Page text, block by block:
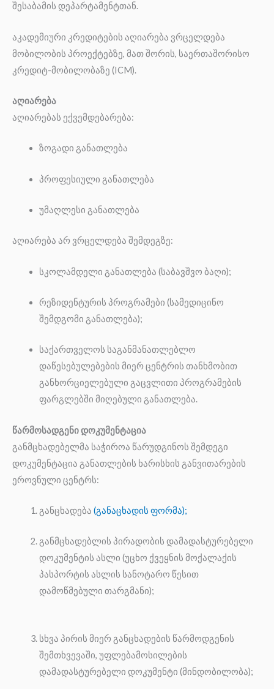
შესაბამის დეპარტამენტთან.
აკადემიური კრედიტების აღიარება ვრცელდება
მობილობის პროექტებზე, მათ შორის, საერთაშორისო
კრედიტ-მობილობაზე (ICM).
აღიარება
აღიარებას ექვემდებარება:
ზოგადი განათლება
პროფესიული განათლება
უმაღლესი განათლება
აღიარება არ ვრცელდება შემდეგზე:
სკოლამდელი განათლება (საბავშვო ბაღი);
რეზიდენტურის პროგრამები (სამედიცინო
შემდგომი განათლება);
საქართველოს საგანმანათლებლო
დაწესებულებების მიერ ცენტრის თანხმობით
განხორციელებული გაცვლითი პროგრამების
ფარგლებში მიღებული განათლება.
წარმოსადგენი დოკუმენტაცია
განმცხადებელმა საჭიროა წარუდგინოს შემდეგი
დოკუმენტაცია განათლების ხარისხის განვითარების
ეროვნული ცენტრს:
განცხადება (განაცხადის ფორმა);
განმცხადებლის პირადობის დამადასტურებელი
დოკუმენტის ასლი (უცხო ქვეყნის მოქალაქის
პასპორტის ასლის სანოტარო წესით
დამოწმებული თარგმანი);
სხვა პირის მიერ განცხადების წარმოდგენის
შემთხვევაში, უფლებამოსილების
დამადასტურებელი დოკუმენტი (მინდობილობა);